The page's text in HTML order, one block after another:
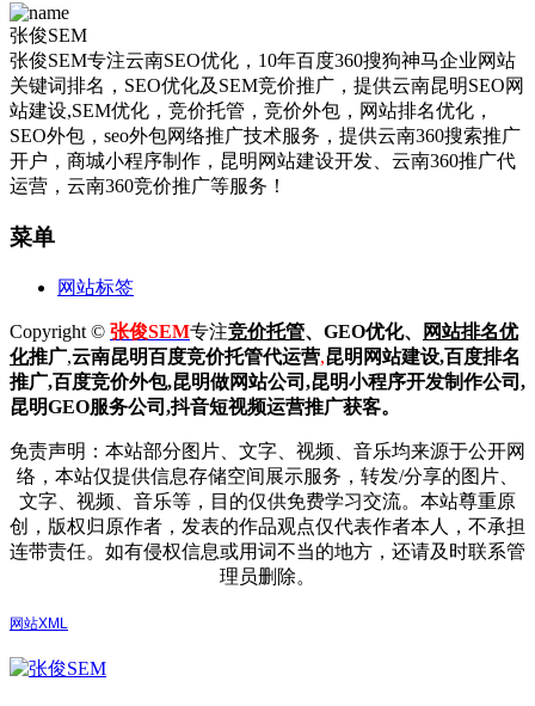
张俊SEM
张俊SEM专注云南SEO优化，10年百度360搜狗神马企业网站
关键词排名，SEO优化及SEM竞价推广，提供云南昆明SEO网
站建设,SEM优化，竞价托管，竞价外包，网站排名优化，
SEO外包，seo外包网络推广技术服务，提供云南360搜索推广
开户，商城小程序制作，昆明网站建设开发、云南360推广代
运营，云南360竞价推广等服务！
菜单
网站标签
Copyright © 张俊SEM专注竞价托管、GEO优化、
网站排名优
化推广,云南昆明百度竞价托管代运营,昆明网站建设,百度排名
推广,百度竞价外包,昆明做网站公司,昆明小程序开发制作公司,
昆明GEO服务公司,抖音短视频运营推广获客。
免责声明：本站部分图片、文字、视频、音乐均来源于公开网
络，本站仅提供信息存储空间展示服务，转发/分享的图片、
文字、视频、音乐等，目的仅供免费学习交流。本站尊重原
创，版权归原作者，发表的作品观点仅代表作者本人，不承担
连带责任。如有侵权信息或用词不当的地方，还请及时联系管
理员删除。
网站XML